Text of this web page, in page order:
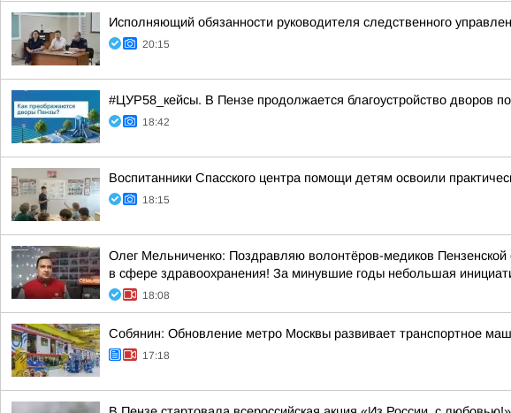
Исполняющий обязанности руководителя следственного
20:15
#ЦУР58_кейсы. В Пензе продолжается благоустройство дворов
18:42
Воспитанники Спасского центра помощи детям освоили
18:15
Олег Мельниченко: Поздравляю волонтёров-медиков Пензенской
в сфере здравоохранения! За минувшие годы небольшая
18:08
Собянин: Обновление метро Москвы развивает транспортное
17:18